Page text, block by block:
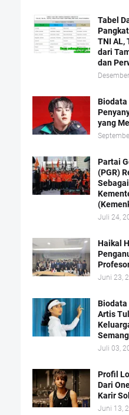
Tabel
TNI AL,
dari
dan
Biodata
yang
Partai
(PGR)
Juli 24,
Haikal
Juni 23,
Biodata
Artis
Juli 03,
Profil
Dari
Karir
Juni 13,